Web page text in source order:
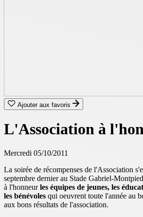
Ajouter aux favoris
L'Association à
Mercredi 05/10/2011
La soirée de récompenses de l'Association
septembre dernier au Stade Gabriel-
à l'honneurles équipes de jeunes, les
les bénévoles qui oeuvrent toute l'année au
aux bons résultats de l'association.